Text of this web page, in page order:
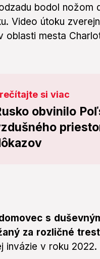
bodol nožom
Video útoku
oblasti mesta
si viac
obvinilo
s
za rozličné
invázie v roku 2022.